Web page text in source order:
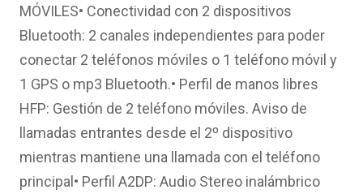
MÓVILES• Conectividad con 2 dispositivos
Bluetooth: 2 canales independientes para poder
conectar 2 teléfonos móviles o 1 teléfono móvil y
1 GPS o mp3 Bluetooth.• Perfil de manos libres
HFP: Gestión de 2 teléfono móviles. Aviso de
llamadas entrantes desde el 2º dispositivo
mientras mantiene una llamada con el teléfono
principal• Perfil A2DP: Audio Stereo inalámbrico